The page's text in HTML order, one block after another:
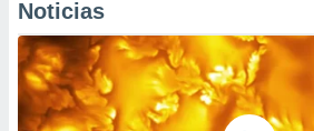
momento
en
en
en
Noticias